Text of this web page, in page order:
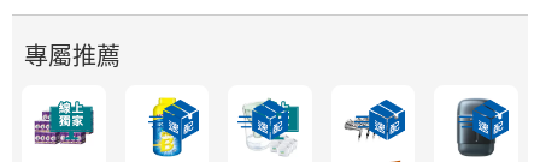
專屬推薦